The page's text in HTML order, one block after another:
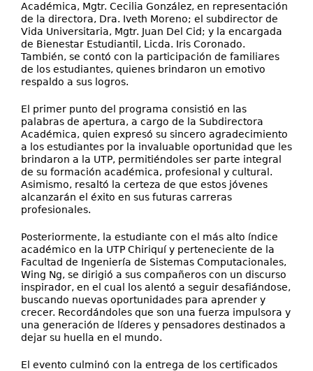
Académica, Mgtr. Cecilia González, en representación
de la directora, Dra. Iveth Moreno; el subdirector de
Vida Universitaria, Mgtr. Juan Del Cid; y la encargada
de Bienestar Estudiantil, Licda. Iris Coronado.
También, se contó con la participación de familiares
de los estudiantes, quienes brindaron un emotivo
respaldo a sus logros.
El primer punto del programa consistió en las
palabras de apertura, a cargo de la Subdirectora
Académica, quien expresó su sincero agradecimiento
a los estudiantes por la invaluable oportunidad que les
brindaron a la UTP, permitiéndoles ser parte integral
de su formación académica, profesional y cultural.
Asimismo, resaltó la certeza de que estos jóvenes
alcanzarán el éxito en sus futuras carreras
profesionales.
Posteriormente, la estudiante con el más alto índice
académico en la UTP Chiriquí y perteneciente de la
Facultad de Ingeniería de Sistemas Computacionales,
Wing Ng, se dirigió a sus compañeros con un discurso
inspirador, en el cual los alentó a seguir desafiándose,
buscando nuevas oportunidades para aprender y
crecer. Recordándoles que son una fuerza impulsora y
una generación de líderes y pensadores destinados a
dejar su huella en el mundo.
El evento culminó con la entrega de los certificados